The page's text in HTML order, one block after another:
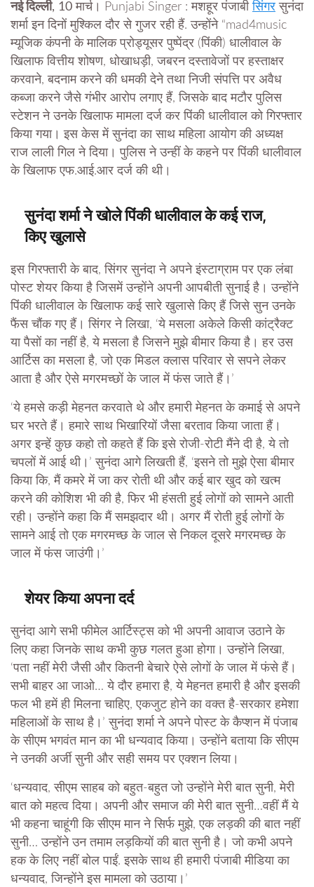
नई दिल्ली, 10 मार्च। Punjabi Singer : मशहूर पंजाबीसिंगर सुनंदा
शर्मा इन दिनों मुश्किल दौर से गुजर रही हैं. उन्होंने “mad4music
म्यूजिक कंपनी के मालिक प्रोड्यूसर पुष्पेंद्र (पिंकी) धालीवाल के
खिलाफ वित्तीय शोषण, धोखाधड़ी, जबरन दस्तावेजों पर हस्ताक्षर
करवाने, बदनाम करने की धमकी देने तथा निजी संपत्ति पर अवैध
कब्जा करने जैसे गंभीर आरोप लगाए हैं, जिसके बाद मटौर पुलिस
स्टेशन ने उनके खिलाफ मामला दर्ज कर पिंकी धालीवाल को गिरफ्तार
किया गया। इस केस में सुनंदा का साथ महिला आयोग की अध्यक्ष
राज लाली गिल ने दिया। पुलिस ने उन्हीं के कहने पर पिंकी धालीवाल
के खिलाफ एफ.आई.आर दर्ज की थी।
सुनंदा शर्मा ने खोले पिंकी धालीवाल के कई राज,
किए खुलासे
इस गिरफ्तारी के बाद, सिंगर सुनंदा ने अपने इंस्टाग्राम पर एक लंबा
पोस्ट शेयर किया है जिसमें उन्होंने अपनी आपबीती सुनाई है। उन्होंने
पिंकी धालीवाल के खिलाफ कई सारे खुलासे किए हैं जिसे सुन उनके
फैंस चौंक गए हैं। सिंगर ने लिखा, ‘ये मसला अकेले किसी कांट्रैक्ट
या पैसों का नहीं है, ये मसला है जिसने मुझे बीमार किया है। हर उस
आर्टिस का मसला है, जो एक मिडल क्लास परिवार से सपने लेकर
आता है और ऐसे मगरमच्छों के जाल में फंस जाते हैं।’
‘ये हमसे कड़ी मेहनत करवाते थे और हमारी मेहनत के कमाई से अपने
घर भरते हैं। हमारे साथ भिखारियों जैसा बरताव किया जाता हैं।
अगर इन्हें कुछ कहो तो कहते हैं कि इसे रोजी-रोटी मैंने दी है, ये तो
चपलों में आई थी।’ सुनंदा आगे लिखती हैं, ‘इसने तो मुझे ऐसा बीमार
किया कि, मैं कमरे में जा कर रोती थी और कई बार खुद को खत्म
करने की कोशिश भी की है, फिर भी हंसती हुई लोगों को सामने आती
रही। उन्होंने कहा कि मैं समझदार थी। अगर मैं रोती हुई लोगों के
सामने आई तो एक मगरमच्छ के जाल से निकल दूसरे मगरमच्छ के
जाल में फंस जाउंगी।’
शेयर किया अपना दर्द
सुनंदा आगे सभी फीमेल आर्टिस्ट्स को भी अपनी आवाज उठाने के
लिए कहा जिनके साथ कभी कुछ गलत हुआ होगा। उन्होंने लिखा,
‘पता नहीं मेरी जैसी और कितनी बेचारे ऐसे लोगों के जाल में फंसे हैं।
सभी बाहर आ जाओ… ये दौर हमारा है, ये मेहनत हमारी है और इसकी
फल भी हमें ही मिलना चाहिए, एकजुट होने का वक्त है-सरकार हमेशा
महिलाओं के साथ है।’ सुनंदा शर्मा ने अपने पोस्ट के कैप्शन में पंजाब
के सीएम भगवंत मान का भी धन्यवाद किया। उन्होंने बताया कि सीएम
ने उनकी अर्जी सुनी और सही समय पर एक्शन लिया।
‘धन्यवाद, सीएम साहब को बहुत-बहुत जो उन्होंने मेरी बात सुनी, मेरी
बात को महत्व दिया। अपनी और समाज की मेरी बात सुनी…वहीं मैं ये
भी कहना चाहूंगी कि सीएम मान ने सिर्फ मुझे, एक लड़की की बात नहीं
सुनी… उन्होंने उन तमाम लड़कियों की बात सुनी है। जो कभी अपने
हक के लिए नहीं बोल पाईं. इसके साथ ही हमारी पंजाबी मीडिया का
धन्यवाद, जिन्होंने इस मामला को उठाया।’